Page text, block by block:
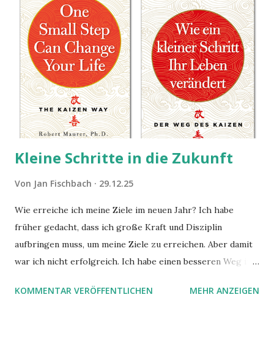
Kleine Schritte in die Zukunft
Von Jan Fischbach 29.12.25
Wie erreiche ich meine Ziele im neuen Jahr? Ich habe
früher gedacht, dass ich große Kraft und Disziplin
aufbringen muss, um meine Ziele zu erreichen. Aber damit
war ich nicht erfolgreich. Ich habe einen besseren Weg in
möchte. Darin habe ich zwei gute Begründungen gefunden,
KOMMENTAR VERÖFFENTLICHEN MEHR ANZEIGEN